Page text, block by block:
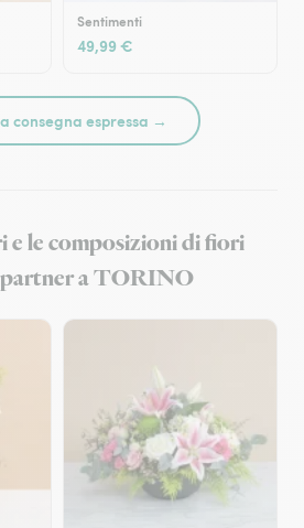
Sentimenti
49,99 €
consegna espressa →
e le composizioni di fiori
a TORINO